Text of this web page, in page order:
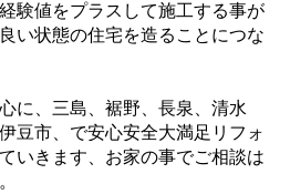
験値をプラスして施工する事が
い状態の住宅を造ることにつな
に、三島、裾野、長泉、清水
豆市、で安心安全大満足リフォ
いきます、お家の事でご相談は